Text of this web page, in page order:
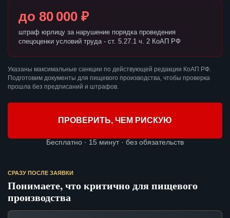
до 80 000 ₽
штраф юрлицу за нарушение порядка проведения
спецоценки условий труда - ст. 5.27.1 ч. 2 КоАП РФ
Указаны максимальные санкции по действующей редакции КоАП РФ.
Подготовим документы для пищевого производства, чтобы проверка
прошла без предписаний и штрафов.
ПРОВЕРИТЬ, ЧЕМ РИСКУЮ
Бесплатно · 15 минут · без обязательств
СРАЗУ ПОСЛЕ ЗАЯВКИ
Понимаете, что критично для пищевого
производства